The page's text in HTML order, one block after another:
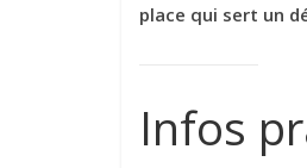
place qui sert un
Infos